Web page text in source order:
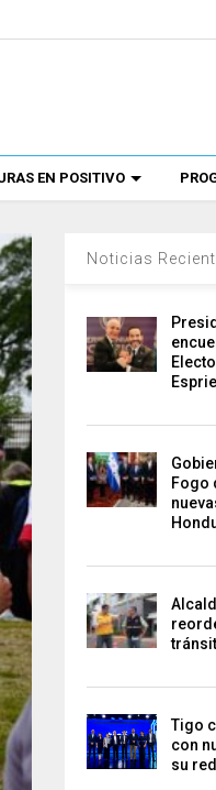
EN POSITIVO
Noticias
Fogo
Tigo
con
su